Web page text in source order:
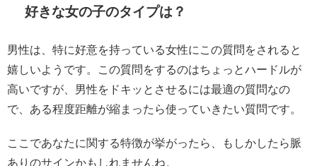
好きな女の子のタイプは？
男性は、特に好意を持っている女性にこの質問をされると
嬉しいようです。この質問をするのはちょっとハードルが
高いですが、男性をドキッとさせるには最適の質問なの
で、ある程度距離が縮まったら使っていきたい質問です。
ここであなたに関する特徴が挙がったら、もしかしたら脈
ありのサインかもしれませんね。